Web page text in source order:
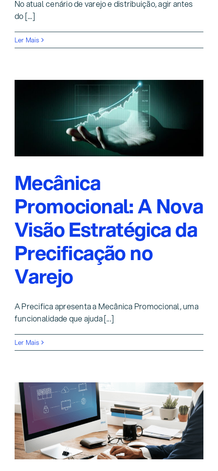
No atual cenário de varejo e distribuição, agir antes
do [...]
Ler Mais
Mecânica
Promocional: A Nova
Visão Estratégica da
Precificação no
Varejo
A Precifica apresenta a Mecânica Promocional, uma
funcionalidade que ajuda [...]
Ler Mais